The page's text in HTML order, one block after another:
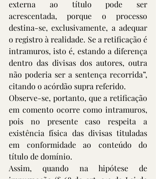
externa ao título pode ser
acrescentada, porque o processo
destina-se, exclusivamente, a adequar
o registro à realidade. Se a retificação é
intramuros, isto é, estando a diferença
dentro das divisas dos autores, outra
não poderia ser a sentença recorrida”,
citando o acórdão supra referido.
Observe-se, portanto, que a retificação
em comento ocorre como intramuros,
pois no presente caso respeita a
existência física das divisas tituladas
em conformidade ao conteúdo do
título de domínio.
Assim, quando na hipótese de